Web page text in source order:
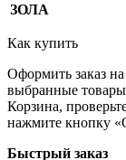
ЗОЛА
Как купить
Оформить заказ
выбранные товары
Корзина,
нажмите кнопку
Быстрый заказ